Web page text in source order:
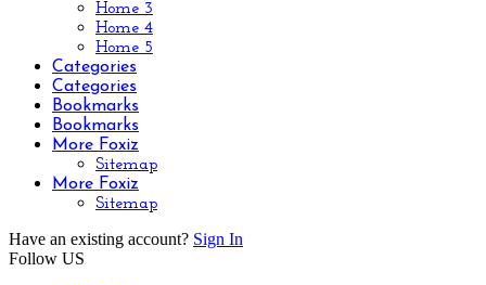
Home 3
Home 4
Home 5
Categories
Categories
Bookmarks
Bookmarks
More Foxiz
Sitemap
More Foxiz
Sitemap
Have an existing account? Sign In
Follow US